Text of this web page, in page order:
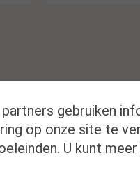
partners gebruiken
op onze site te
U kunt